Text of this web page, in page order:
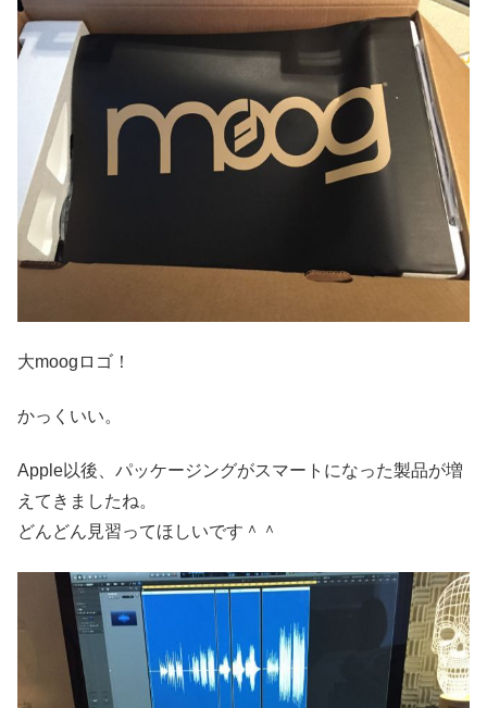
大moogロゴ！
かっくいい。
Apple以後、パッケージングがスマートになった製品が増
えてきましたね。
どんどん見習ってほしいです＾＾